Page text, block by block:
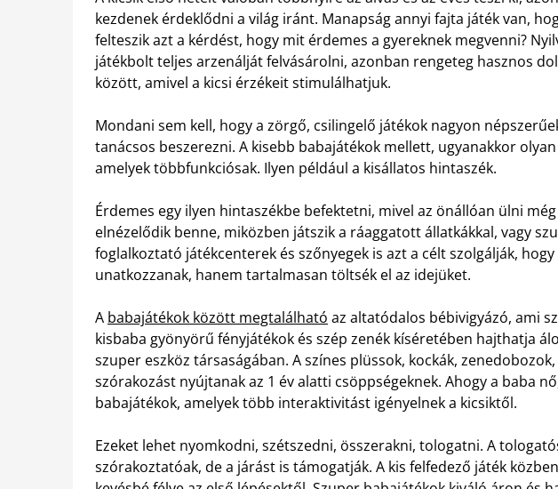
kezdenek érdeklődni a világ iránt. Manapság annyi fajta játék van,
felteszik azt a kérdést, hogy mit érdemes a gyereknek megvenni?
játékbolt teljes arzenálját felvásárolni, azonban rengeteg hasznos
között, amivel a kicsi érzékeit stimulálhatjuk.
Mondani sem kell, hogy a zörgő, csilingelő játékok nagyon
tanácsos beszerezni. A kisebb babajátékok mellett, ugyanakkor
amelyek többfunkciósak. Ilyen például a kisállatos hintaszék.
Érdemes egy ilyen hintaszékbe befektetni, mivel az önállóan ülni
elnézelődik benne, miközben játszik a ráaggatott állatkákkal, vagy
foglalkoztató játékcenterek és szőnyegek is azt a célt szolgálják,
unatkozzanak, hanem tartalmasan töltsék el az idejüket.
A babajátékok között megtalálható az altatódalos bébivigyázó, ami
kisbaba gyönyörű fényjátékok és szép zenék kíséretében hajthatja
szuper eszköz társaságában. A színes plüssok, kockák,
szórakozást nyújtanak az 1 év alatti csöppségeknek. Ahogy a baba
babajátékok, amelyek több interaktivitást igényelnek a kicsiktől.
Ezeket lehet nyomkodni, szétszedni, összerakni, tologatni. A
szórakoztatóak, de a járást is támogatják. A kis felfedező játék